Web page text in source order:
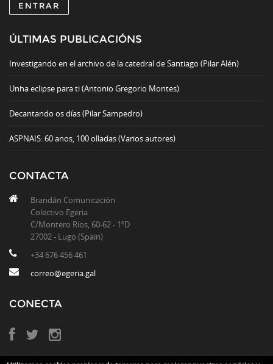
ENTRAR
ÚLTIMAS PUBLICACIÓNS
Investigando en el archivo de la catedral de Santiago (Pilar Alén)
Unha eclipse para ti (Antonio Gregorio Montes)
Decantando os días (Pilar Sampedro)
ASPNAIS: 60 anos, 100 olladas (Varios autores)
CONTACTA
Brandán Comunicación
Colectivo Egeria
C/Montero Ríos, 60-62 - 1ºD
27002 - Lugo (Spain)
+34 676 456 461
correo@egeria.gal
CONECTA